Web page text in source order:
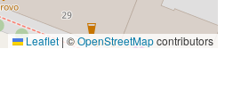
Leaflet |©OpenStreetMapcontributors